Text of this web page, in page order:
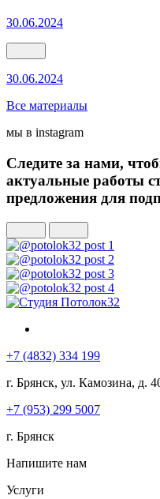
30.06.2024
30.06.2024
Все материалы
мы в instagram
Следите за нами,
актуальные работы
предложения для
+7 (4832) 334 199
г. Брянск, ул. Камозина, д.
+7 (953) 299 5007
г. Брянск
Напишите нам
Услуги